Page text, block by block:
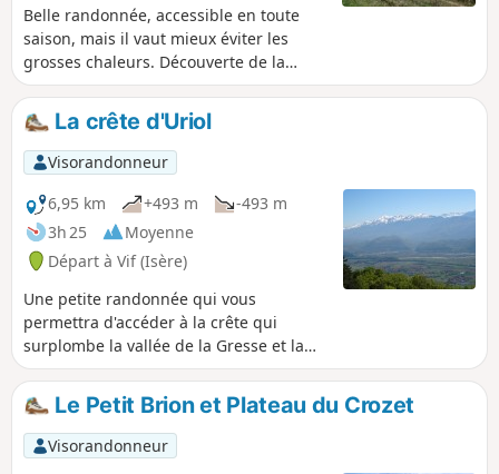
Belle randonnée, accessible en toute
saison, mais il vaut mieux éviter les
grosses chaleurs. Découverte de la
vallée de la Gresse et de la Montagne
d'Uriol à la végétation quasi
méditerranéenne.
La crête d'Uriol
Visorandonneur
6,95 km
+493 m
-493 m
3h 25
Moyenne
Départ à Vif (Isère)
Une petite randonnée qui vous
permettra d'accéder à la crête qui
surplombe la vallée de la Gresse et la
plaine de Vif d'un côté, le village de
Saint-Paul-de-Varces de l'autre avec de
belles vues sur les massifs
environnants, Belledonne, Vercors,
Chartreuse.
Le Petit Brion et Plateau du Crozet
Visorandonneur